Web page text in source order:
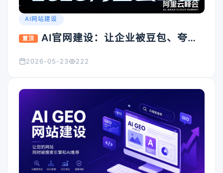
AI网站建设
置顶
AI官网建设：让企业被豆包、夸
2026-05-23 222